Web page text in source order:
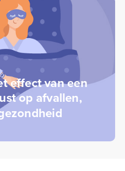
effect van een
op afvallen,